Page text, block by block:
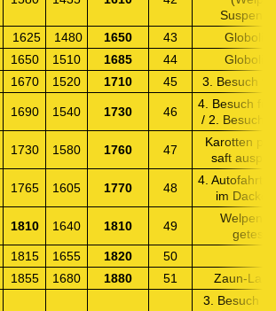
1625 1480 1650 43
Globoli
1650 1510 1685 44
Globoli
1670 1520 1710 45 3. Besuch
1690 1540 1730 46
4. Besuch für
/ 2. Besuch
1730 1580 1760 47
Karotten
saft
1765 1605 1770 48
4. Autofahrt /
im
1810 1640 1810 49
1815 1655 1820
50
1855 1680 1880 51 Zaun-
3. Besuch